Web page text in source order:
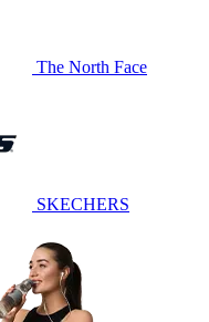
The North Face
SKECHERS